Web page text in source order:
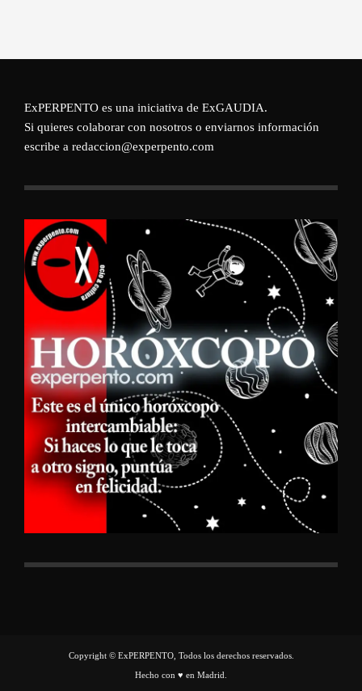
ExPERPENTO es una iniciativa de ExGAUDIA.
Si quieres colaborar con nosotros o enviarnos información
escribe a redaccion@experpento.com
Copyright © ExPERPENTO, Todos los derechos reservados.
Hecho con ♥ en Madrid.